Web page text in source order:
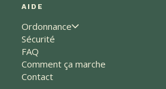
AIDE
Ordonnance
Sécurité
FAQ
Comment ça marche
Contact